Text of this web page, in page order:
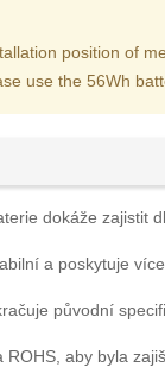
position of
use the 56Wh
dokáže zajistit
a poskytuje
původní
aby byla